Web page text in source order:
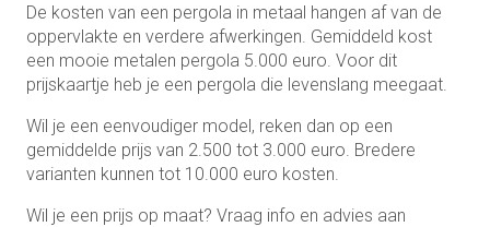
De kosten van een pergola in metaal hangen af van de
oppervlakte en verdere afwerkingen. Gemiddeld kost
een mooie metalen pergola 5.000 euro. Voor dit
prijskaartje heb je een pergola die levenslang meegaat.
Wil je een eenvoudiger model, reken dan op een
gemiddelde prijs van 2.500 tot 3.000 euro. Bredere
varianten kunnen tot 10.000 euro kosten.
Wil je een prijs op maat? Vraag info en advies aan